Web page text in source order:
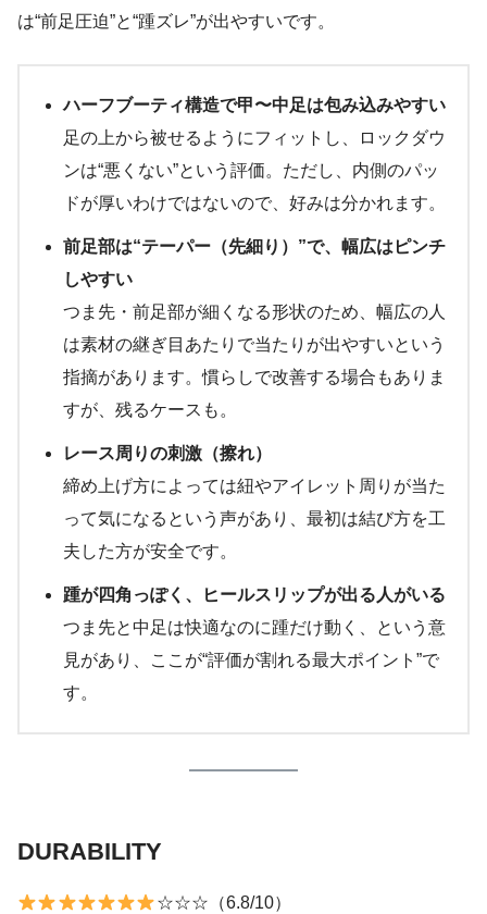
は“前足圧迫”と“踵ズレ”が出やすいです。
ハーフブーティ構造で甲〜中足は包み込みやすい
足の上から被せるようにフィットし、ロックダウ
ンは“悪くない”という評価。ただし、内側のパッ
ドが厚いわけではないので、好みは分かれます。
前足部は“テーパー（先細り）”で、幅広はピンチ
しやすい
つま先・前足部が細くなる形状のため、幅広の人
は素材の継ぎ目あたりで当たりが出やすいという
指摘があります。慣らしで改善する場合もありま
すが、残るケースも。
レース周りの刺激（擦れ）
締め上げ方によっては紐やアイレット周りが当た
って気になるという声があり、最初は結び方を工
夫した方が安全です。
踵が四角っぽく、ヒールスリップが出る人がいる
つま先と中足は快適なのに踵だけ動く、という意
見があり、ここが“評価が割れる最大ポイント”で
す。
DURABILITY
☆☆☆（6.8/10）